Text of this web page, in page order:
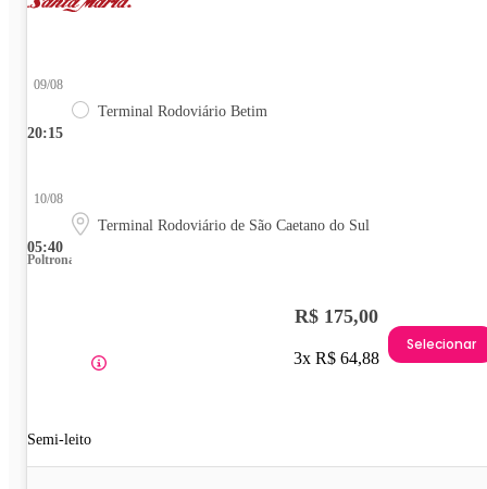
20:15
09/08
Terminal Rodoviário Betim
05:40
10/08
Terminal Rodoviário de São Caetano do Sul
Poltrona
Semi-leito
R$ 175,00
3x R$ 64,88
Selecionar